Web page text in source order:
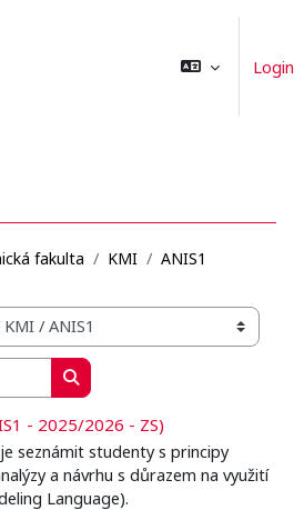
Login
fakulta KMI ANIS1
Cerca corsi
- 2025/2026 - ZS)
seznámit studenty s principy
a návrhu s důrazem na využití
Language).